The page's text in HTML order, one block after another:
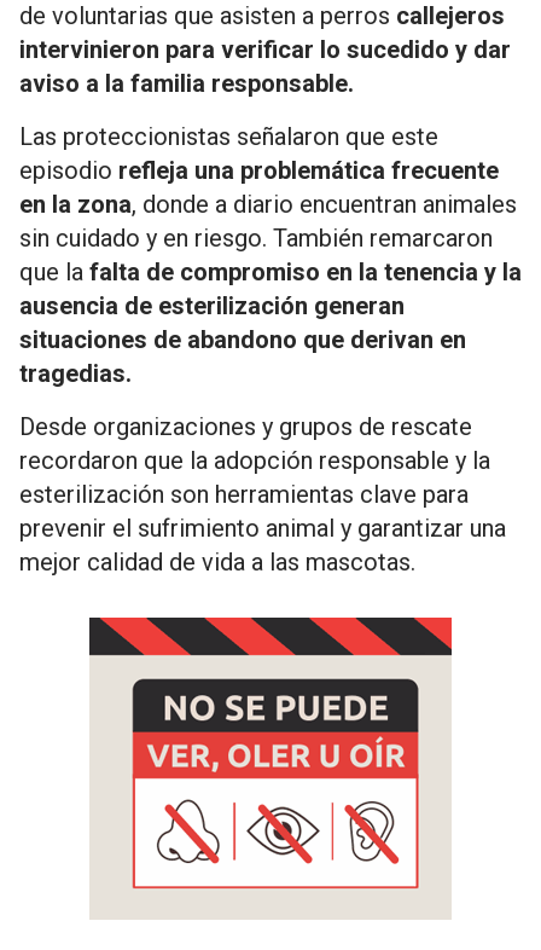
de voluntarias que asisten a perros callejeros
intervinieron para verificar lo sucedido y dar
aviso a la familia responsable.
Las proteccionistas señalaron que este
episodio refleja una problemática frecuente
en la zona, donde a diario encuentran animales
sin cuidado y en riesgo. También remarcaron
que la falta de compromiso en la tenencia y la
ausencia de esterilización generan
situaciones de abandono que derivan en
tragedias.
Desde organizaciones y grupos de rescate
recordaron que la adopción responsable y la
esterilización son herramientas clave para
prevenir el sufrimiento animal y garantizar una
mejor calidad de vida a las mascotas.